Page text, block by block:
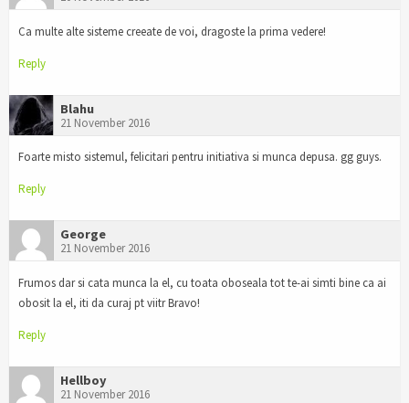
Ca multe alte sisteme creeate de voi, dragoste la prima vedere!
Reply
Blahu
21 November 2016
Foarte misto sistemul, felicitari pentru initiativa si munca depusa. gg guys.
Reply
George
21 November 2016
Frumos dar si cata munca la el, cu toata oboseala tot te-ai simti bine ca ai
obosit la el, iti da curaj pt viitr Bravo!
Reply
Hellboy
21 November 2016